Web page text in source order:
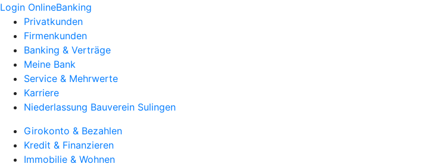
Login OnlineBanking
Privatkunden
Firmenkunden
Banking & Verträge
Meine Bank
Service & Mehrwerte
Karriere
Niederlassung Bauverein Sulingen
Girokonto & Bezahlen
Kredit & Finanzieren
Immobilie & Wohnen